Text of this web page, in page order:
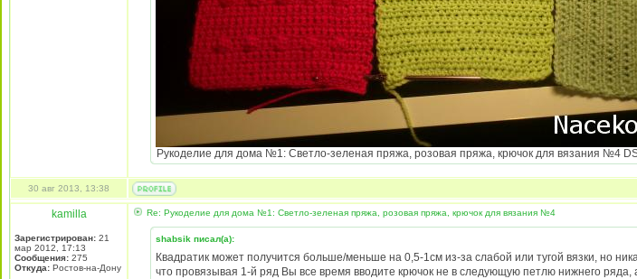
Рукоделие для дома №1: Светло-зеленая пряжа, розовая пряжа, крючок для вязания №4
30 авг 2013, 13:38
kamilla
Зарегистрирован: 21
мар 2012, 17:13
Сообщения: 275
Откуда: Ростов-на-Дону
Re: Рукоделие для дома №1: Светло-зеленая пряжа, розовая пряжа, крючок для вязания №4
shabsik писал(а):
Квадратик может получится больше/меньше на 0,5-1см из-за слабой или тугой вязки, но
что провязывая 1-й ряд Вы все время вводите крючок не в следующую петлю нижнего ряда,